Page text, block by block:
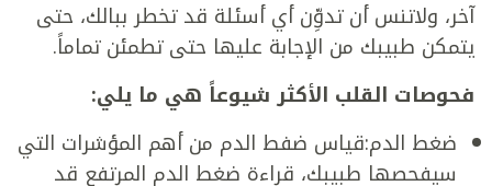
آخر، ولاتنس أن تدوِّن أي أسئلة قد تخطر ببالك، حتى
يتمكن طبيبك من الإجابة عليها حتى تطمئن تماماً.
فحوصات القلب الأكثر شيوعاً هي ما يلي:
ضغط الدم:قياس ضفط الدم من أهم المؤشرات التي
سيفحصها طبيبك، قراءة ضغط الدم المرتفع قد